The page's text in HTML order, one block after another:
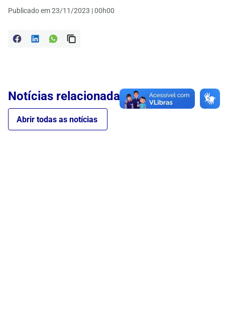
Publicado em23/11/2023 | 00h00
Notícias relacionadas
Abrir todas as notícias